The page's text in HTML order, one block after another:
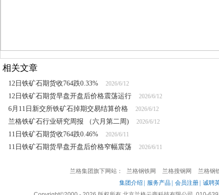
相关文章
12日铁矿石期货收764跌0.33% 2026/6/12
12日铁矿石期货早盘开盘后价格震荡运行 2026/6/12
6月11日新交所铁矿石掉期交易结算价格 2026/6/12
兰格铁矿石行业研究周报 （六月第二周) 2026/6/12
11日铁矿石期货收764跌0.46% 2026/6/11
11日铁矿石期货早盘开盘后价格窄幅震荡 2026/6/11